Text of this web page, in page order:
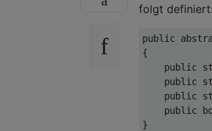
folgt definiert:
public
{
public
public
public
public
}